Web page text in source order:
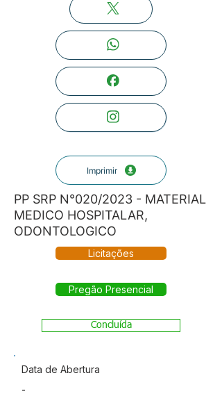
Imprimir
PP SRP N°020/2023 - MATERIAL
MEDICO HOSPITALAR,
ODONTOLOGICO
Licitações
Pregão Presencial
Concluída
Data de Abertura
-